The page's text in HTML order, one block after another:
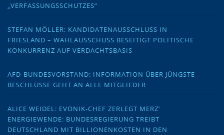
„VERFASSUNGSSCHUTZES“
STEFAN MÖLLER: KANDIDATENAUSSCHLUSS IN
FRIESLAND – WAHLAUSSCHUSS BESEITIGT POLITISCHE
KONKURRENZ AUF VERDACHTSBASIS
AFD-BUNDESVORSTAND: INFORMATION ÜBER JÜNGSTE
BESCHLÜSSE GEHT AN ALLE MITGLIEDER
ALICE WEIDEL: EVONIK-CHEF ZERLEGT MERZ‘
ENERGIEWENDE: BUNDESREGIERUNG TREIBT
DEUTSCHLAND MIT BILLIONENKOSTEN IN DEN